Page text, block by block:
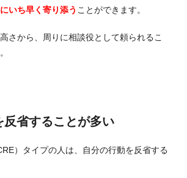
いち早く寄り添う ことができます。
さから、周りに相談役として頼られるこ
反省することが多い
）タイプの人は、自分の行動を反省する